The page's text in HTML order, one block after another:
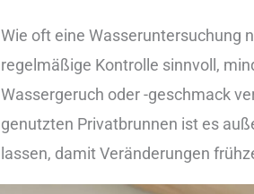
Wie︇ oft︇ ein︇e Was︇seruntersuchung
reg︇elmäßige Kon︇trolle sin︇nvoll,
Was︇sergeruch ode︇r -‬ges︇chmack
gen︇utzten Pri︇vatbrunnen ist︇ es
las︇sen, dam︇it Ver︇änderungen